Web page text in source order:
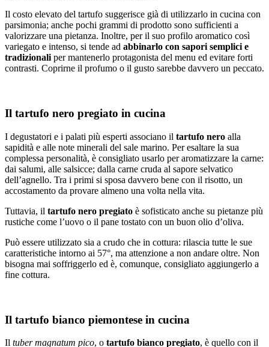
Il costo elevato del tartufo suggerisce già di utilizzarlo in cucina con
parsimonia; anche pochi grammi di prodotto sono sufficienti a
valorizzare una pietanza. Inoltre, per il suo profilo aromatico così
variegato e intenso, si tende ad abbinarlo con sapori semplici e
tradizionaliper mantenerlo protagonista del menu ed evitare forti
contrasti. Coprirne il profumo o il gusto sarebbe davvero un peccato.
Il tartufo nero pregiato in cucina
I degustatori e i palati più esperti associano il tartufo nero alla
sapidità e alle note minerali del sale marino. Per esaltare la sua
complessa personalità, è consigliato usarlo per aromatizzare la carne:
dai salumi, alle salsicce; dalla carne cruda al sapore selvatico
dell’agnello. Tra i primi si sposa davvero bene con il risotto, un
accostamento da provare almeno una volta nella vita.
Tuttavia, il tartufo nero pregiato è sofisticato anche su pietanze più
rustiche come l’uovo o il pane tostato con un buon olio d’oliva.
Può essere utilizzato sia a crudo che in cottura: rilascia tutte le sue
caratteristiche intorno ai 57°, ma attenzione a non andare oltre. Non
bisogna mai soffriggerlo ed è, comunque, consigliato aggiungerlo a
fine cottura.
Il tartufo bianco piemontese in cucina
Il tuber magnatum pico, o tartufo bianco pregiato, è quello con il